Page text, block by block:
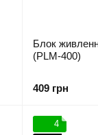
Блок
(PLM-400)
409 грн
4